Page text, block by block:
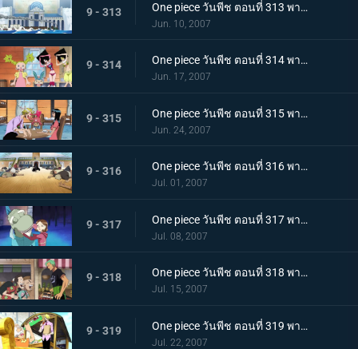
9 - 313 One piece วันพีช ตอนที่ 313 พากย์ไทย ความสงบที่ถูกทำลาย! พลเรือโทผู้ใช้หมัดแห่งความรัก
Jun. 10, 2007
9 - 314 One piece วันพีช ตอนที่ 314 พากย์ไทย ตระกูลสุดแกร่ง? พ่อของลูฟี่ที่ถูกเปิดเผย!
Jun. 17, 2007
9 - 315 One piece วันพีช ตอนที่ 315 พากย์ไทย ชื่อนั้นคือโลกใหม่! เส้นทางของแกรนไลน์!
Jun. 24, 2007
9 - 316 One piece วันพีช ตอนที่ 316 พากย์ไทย แชงคูสเคลื่อนไหว! หนทางสู่ยุคสมัยอันบ้าคลั่ง!!
Jul. 01, 2007
9 - 317 One piece วันพีช ตอนที่ 317 พากย์ไทย เด็กสาวผู้ตามหายางาร่า! การสืบสวนครั้งใหญ่ในเมืองแห่งน้ำ!
Jul. 08, 2007
9 - 318 One piece วันพีช ตอนที่ 318 พากย์ไทย คุณแม่สุดแกร่ง! การช่วยงานบ้านสุดสะท้านของโซโล
Jul. 15, 2007
9 - 319 One piece วันพีช ตอนที่ 319 พากย์ไทย ซันจิตกตะลึง! คุณลุงลึกลับกับอาหารอร่อยเหาะ!
Jul. 22, 2007